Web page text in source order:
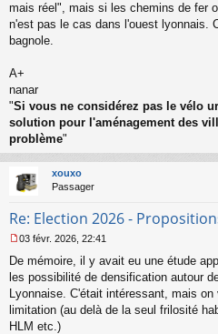
mais réel", mais si les chemins de fer
n'est pas le cas dans l'ouest lyonnais.
bagnole.
A+
nanar
"Si vous ne considérez pas le vélo
solution pour l'aménagement des
problème"
xouxo
Passager
Re: Election 2026 -
e
s
s
g
e
03 févr. 2026, 22:41
De mémoire, il y avait eu une étude
les possibilité de densification autour
Lyonnaise. C'était intéressant, mais
limitation (au delà de la seul frilosité
HLM etc.)